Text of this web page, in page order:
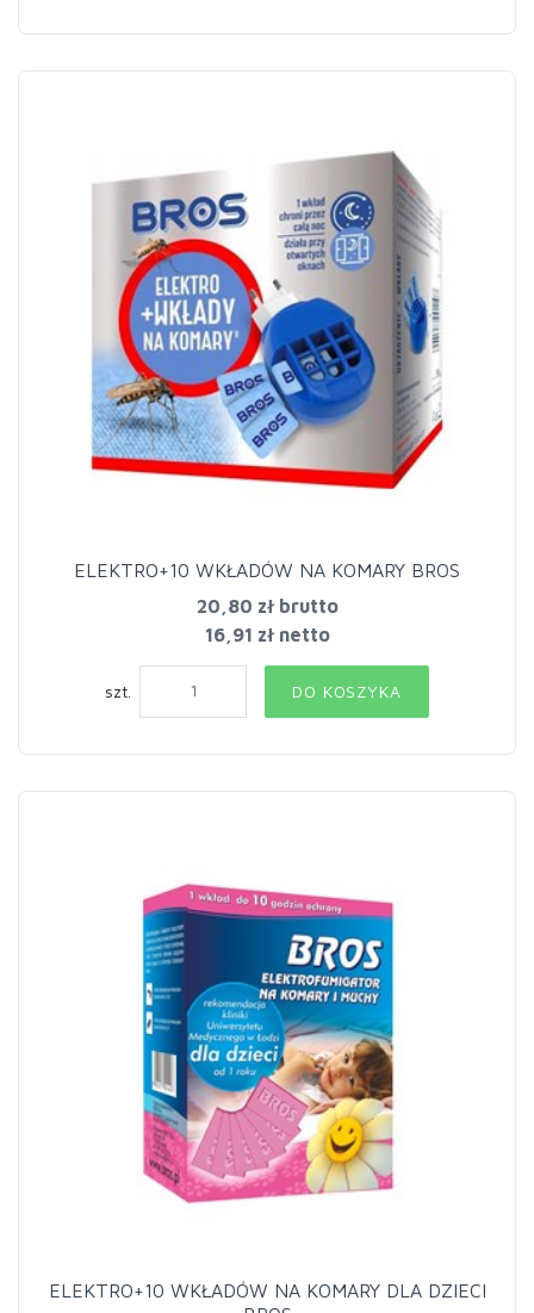
ELEKTRO+10 WKŁADÓW NA KOMARY BROS
20,80 złbrutto
16,91 zł netto
szt. DO KOSZYKA
ELEKTRO+10 WKŁADÓW NA KOMARY DLA DZIECI